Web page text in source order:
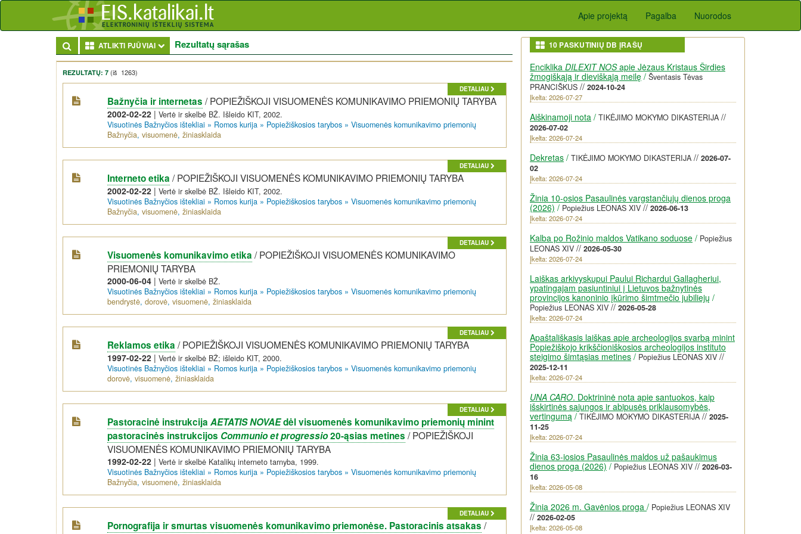
Apie projektą Pagalba Nuorodos
ATLIKTI PJŪVIAI Toggle Dropdown
Rezultatų sąrašas
REZULTATŲ: 7 (iš 1263)
DETALIAU
Bažnyčia ir internetas /POPIEŽIŠKOJI VISUOMENĖS KOMUNIKAVIMO PRIEMONIŲ TARYBA
2002-02-22 |Vertė ir skelbė BŽ. Išleido KIT, 2002.
Visuotinės Bažnyčios ištekliai » Romos kurija » Popiežiškosios tarybos »Visuomenės komunikavimo priemonių
Bažnyčia,visuomenė,žiniasklaida
DETALIAU
Interneto etika /POPIEŽIŠKOJI VISUOMENĖS KOMUNIKAVIMO PRIEMONIŲ TARYBA
2002-02-22 |Vertė ir skelbė BŽ. Išleido KIT, 2002.
Visuotinės Bažnyčios ištekliai » Romos kurija » Popiežiškosios tarybos »Visuomenės komunikavimo priemonių
Bažnyčia,visuomenė,žiniasklaida
DETALIAU
Visuomenės komunikavimo etika /POPIEŽIŠKOJI VISUOMENĖS KOMUNIKAVIMO
PRIEMONIŲ TARYBA
2000-06-04 |Vertė ir skelbė BŽ.
Visuotinės Bažnyčios ištekliai » Romos kurija » Popiežiškosios tarybos »Visuomenės komunikavimo priemonių
bendrystė,dorovė,visuomenė,žiniasklaida
DETALIAU
Reklamos etika /POPIEŽIŠKOJI VISUOMENĖS KOMUNIKAVIMO PRIEMONIŲ TARYBA
1997-02-22 |Vertė ir skelbė BŽ; išleido KIT, 2000.
Visuotinės Bažnyčios ištekliai » Romos kurija » Popiežiškosios tarybos »Visuomenės komunikavimo priemonių
dorovė,visuomenė,žiniasklaida
DETALIAU
Pastoracinė instrukcijaAETATIS NOVAEdėl visuomenės komunikavimo priemonių minint
pastoracinės instrukcijos Communio et progressio20-ąsias metines /POPIEŽIŠKOJI
VISUOMENĖS KOMUNIKAVIMO PRIEMONIŲ TARYBA
1992-02-22 |Vertė ir skelbė Katalikų interneto tarnyba, 1999.
Visuotinės Bažnyčios ištekliai » Romos kurija » Popiežiškosios tarybos »Visuomenės komunikavimo priemonių
Bažnyčia,visuomenė,žiniasklaida
DETALIAU
Pornografija ir smurtas visuomenės komunikavimo priemonėse. Pastoracinis atsakas /
10 PASKUTINIŲ DB ĮRAŠŲ
Enciklika DILEXIT NOSapie Jėzaus Kristaus Širdies
žmogiškąją ir dieviškąją meilę / Šventasis Tėvas
PRANCIŠKUS // 2024-10-24
Įkelta: 2026-07-27
Aiškinamoji nota / TIKĖJIMO MOKYMO DIKASTERIJA //
2026-07-02
Įkelta: 2026-07-24
Dekretas / TIKĖJIMO MOKYMO DIKASTERIJA // 2026-07-
02
Įkelta: 2026-07-24
Žinia 10-osios Pasaulinės vargstančiųjų dienos proga
(2026) / Popiežius LEONAS XIV // 2026-06-13
Įkelta: 2026-07-24
Kalba po Rožinio maldos Vatikano soduose / Popiežius
LEONAS XIV // 2026-05-30
Įkelta: 2026-07-24
Laiškas arkivyskupui Paului Richardui Gallagheriui,
ypatingajam pasiuntiniui į Lietuvos bažnytinės
provincijos kanoninio įkūrimo šimtmečio jubiliejų /
Popiežius LEONAS XIV // 2026-05-28
Įkelta: 2026-07-24
Apaštališkasis laiškas apie archeologijos svarbą minint
Popiežiškojo krikščioniškosios archeologijos instituto
steigimo šimtąsias metines / Popiežius LEONAS XIV //
2025-12-11
Įkelta: 2026-07-24
UNA CARO. Doktrininė nota apie santuokos, kaip
išskirtinės sąjungos ir abipusės priklausomybės,
vertingumą / TIKĖJIMO MOKYMO DIKASTERIJA // 2025-
11-25
Įkelta: 2026-07-24
Žinia 63-iosios Pasaulinės maldos už pašaukimus
dienos proga (2026) / Popiežius LEONAS XIV // 2026-03-
16
Įkelta: 2026-05-08
Žinia 2026 m. Gavėnios proga / Popiežius LEONAS XIV
// 2026-02-05
Įkelta: 2026-05-08